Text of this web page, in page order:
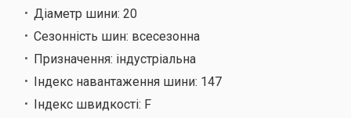
Діаметр шини: 20
Сезонність шин: всесезонна
Призначення: індустріальна
Індекс навантаження шини: 147
Індекс швидкості: F